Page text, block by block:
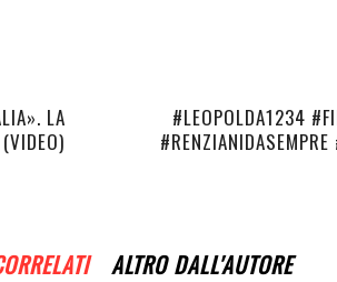
LA
#‎LEOPOLDA1234‬
ALTRO DALL'AUTORE